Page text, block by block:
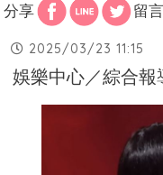
分享 留言
2025/03/23 11:15
娛樂中心／綜合報